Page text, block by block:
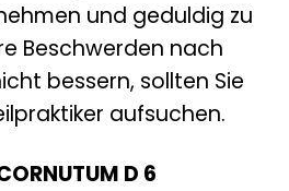
und geduldig zu
Beschwerden nach
bessern, sollten Sie
aufsuchen.
D 6